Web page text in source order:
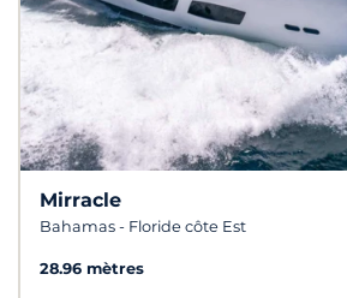
Mirracle
Bahamas - Floride côte Est
28.96 mètres